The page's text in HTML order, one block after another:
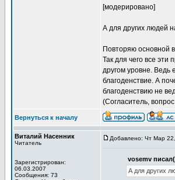
[модерировано]
А для других людей
Повторяю основной
Так для чего все
другом уровне. Ведь
благоденствие. А
благоденствию не
(Согласитель,
Вернуться к началу
Виталий Насенник
Читатель
Зарегистрирован:
06.03.2007
Сообщения: 73
Добавлено: Чт Мар
vosemv
А для других